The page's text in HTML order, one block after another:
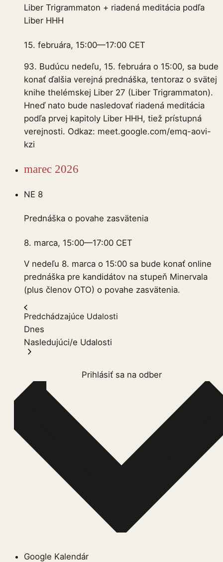
Liber Trigrammaton + riadená meditácia podľa
Liber HHH
15. februára, 15:00—17:00 CET
93. Budúcu nedeľu, 15. februára o 15:00, sa bude
konať ďalšia verejná prednáška, tentoraz o svätej
knihe thelémskej Liber 27 (Liber Trigrammaton).
Hneď nato bude nasledovať riadená meditácia
podľa prvej kapitoly Liber HHH, tiež prístupná
verejnosti. Odkaz: meet.google.com/emq-aovi-
kzi
marec 2026
NE 8
Prednáška o povahe zasvätenia
8. marca, 15:00—17:00 CET
V nedeľu 8. marca o 15:00 sa bude konať online
prednáška pre kandidátov na stupeň Minervala
(plus členov OTO) o povahe zasvätenia.
Predchádzajúce Udalosti
Dnes
Nasledujúci/e Udalosti
Prihlásiť sa na odber
Google Kalendár